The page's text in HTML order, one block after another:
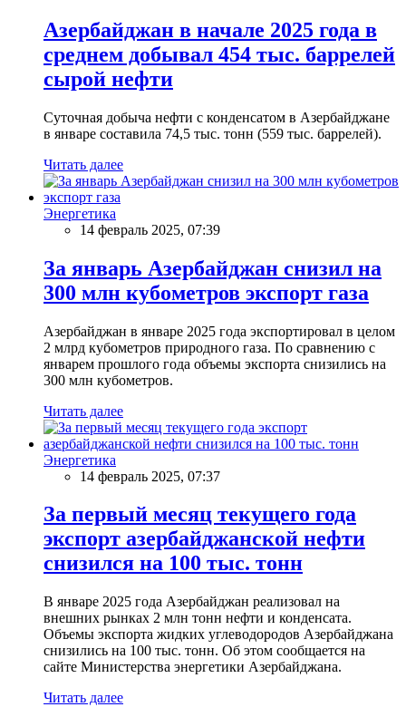
Азербайджан в начале 2025 года в
среднем добывал 454 тыс. баррелей
сырой нефти
Суточная добыча нефти с конденсатом в Азербайджане
в январе составила 74,5 тыс. тонн (559 тыс. баррелей).
Читать далее
Энергетика
14 февраль 2025, 07:39
За январь Азербайджан снизил на
300 млн кубометров экспорт газа
Азербайджан в январе 2025 года экспортировал в целом
2 млрд кубометров природного газа. По сравнению с
январем прошлого года объемы экспорта снизились на
300 млн кубометров.
Читать далее
Энергетика
14 февраль 2025, 07:37
За первый месяц текущего года
экспорт азербайджанской нефти
снизился на 100 тыс. тонн
В январе 2025 года Азербайджан реализовал на
внешних рынках 2 млн тонн нефти и конденсата.
Объемы экспорта жидких углеводородов Азербайджана
снизились на 100 тыс. тонн. Об этом сообщается на
сайте Министерства энергетики Азербайджана.
Читать далее